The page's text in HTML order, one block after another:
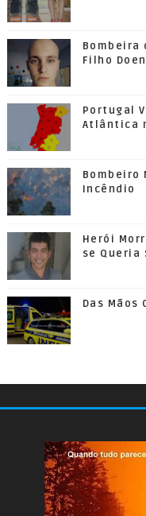
Bombeira
Filho
Portugal
Atlântica
Bombeiro
Incêndio
Herói
se Queria
Das Mãos